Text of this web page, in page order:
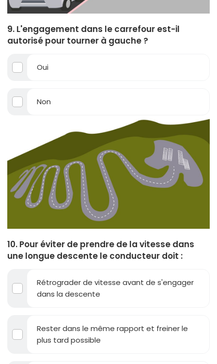
9. L'engagement dans le carrefour est-il
autorisé pour tourner à gauche ?
Oui
Non
10. Pour éviter de prendre de la vitesse dans
une longue descente le conducteur doit :
Rétrograder de vitesse avant de s'engager
dans la descente
Rester dans le même rapport et freiner le
plus tard possible